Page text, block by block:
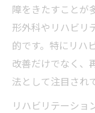
障をきたすことが
形外科やリハビリ
的です。特にリハ
改善だけでなく、
法として注目され
リハビリテーショ